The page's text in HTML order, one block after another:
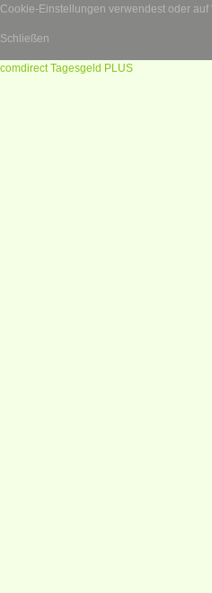
Cookie-Einstellungen verwendest oder
Schließen
comdirect Tagesgeld PLUS